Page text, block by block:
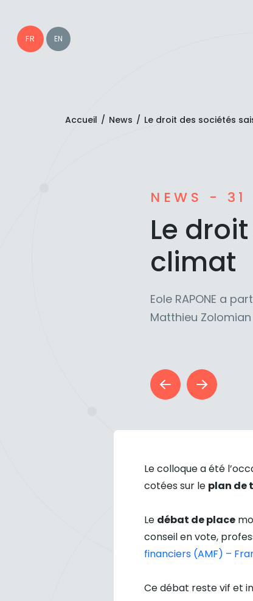
FR EN
Accueil / News / Le droit des sociétés
NEWS - 31
Le
climat
Eole RAPONE a
Matthieu
Le colloque a été
cotées sur le plan de
Le débat de place
conseil en vote,
financiers (AMF) –
Ce débat reste vif et